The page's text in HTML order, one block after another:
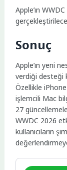
Apple’ın
Sonuç
Apple’ın yeni
verdiği desteği
Özellikle
işlemcili Mac
27
WWDC 2026
kullanıcıların